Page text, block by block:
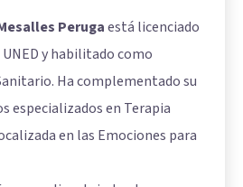
Perugaestá licenciado
y habilitado como
Ha complementado su
especializados en Terapia
en las Emociones para